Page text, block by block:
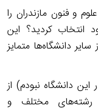
و فنون مازندران را
انتخاب کردید؟ این
دانشگاه‌ها متمایز
در این دانشگاه نبودم) از
رشته‌های مختلف و